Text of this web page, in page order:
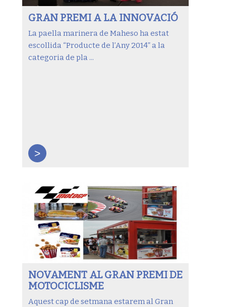
GRAN PREMI A LA INNOVACIÓ
La paella marinera de Maheso ha estat
escollida “Producte de l’Any 2014” a la
categoria de pla ...
>
NOVAMENT AL GRAN PREMI DE
MOTOCICLISME
Aquest cap de setmana estarem al Gran